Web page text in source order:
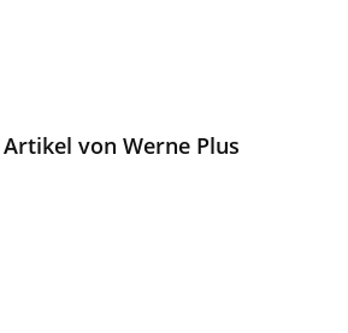
von Werne Plus